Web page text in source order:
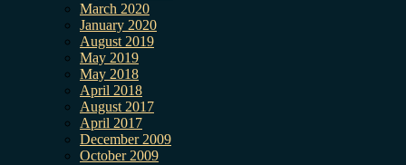
March 2020
January 2020
August 2019
May 2019
May 2018
April 2018
August 2017
April 2017
December 2009
October 2009